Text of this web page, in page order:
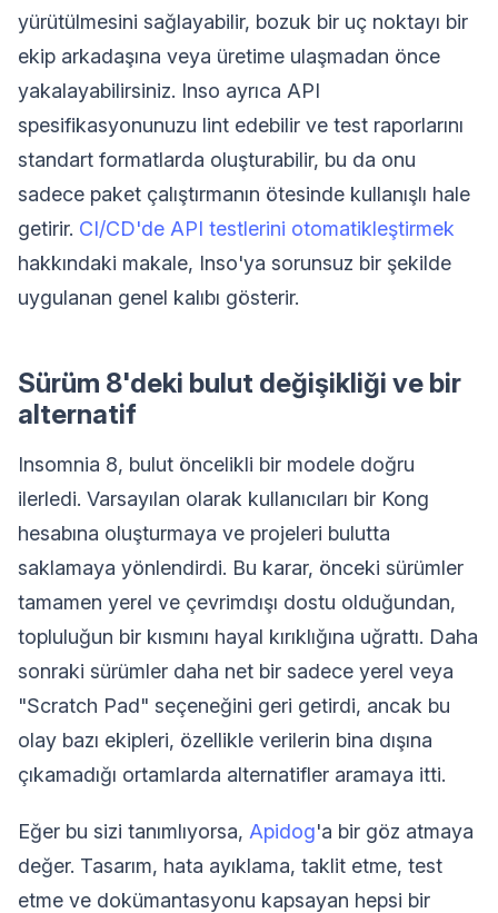
yürütülmesini sağlayabilir, bozuk bir uç noktayı bir
ekip arkadaşına veya üretime ulaşmadan önce
yakalayabilirsiniz. Inso ayrıca API
spesifikasyonunuzu lint edebilir ve test raporlarını
standart formatlarda oluşturabilir, bu da onu
sadece paket çalıştırmanın ötesinde kullanışlı hale
getirir. CI/CD'de API testlerini otomatikleştirmek
hakkındaki makale, Inso'ya sorunsuz bir şekilde
uygulanan genel kalıbı gösterir.
Sürüm 8'deki bulut değişikliği ve bir
alternatif
Insomnia 8, bulut öncelikli bir modele doğru
ilerledi. Varsayılan olarak kullanıcıları bir Kong
hesabına oluşturmaya ve projeleri bulutta
saklamaya yönlendirdi. Bu karar, önceki sürümler
tamamen yerel ve çevrimdışı dostu olduğundan,
topluluğun bir kısmını hayal kırıklığına uğrattı. Daha
sonraki sürümler daha net bir sadece yerel veya
"Scratch Pad" seçeneğini geri getirdi, ancak bu
olay bazı ekipleri, özellikle verilerin bina dışına
çıkamadığı ortamlarda alternatifler aramaya itti.
Eğer bu sizi tanımlıyorsa, Apidog'a bir göz atmaya
değer. Tasarım, hata ayıklama, taklit etme, test
etme ve dokümantasyonu kapsayan hepsi bir